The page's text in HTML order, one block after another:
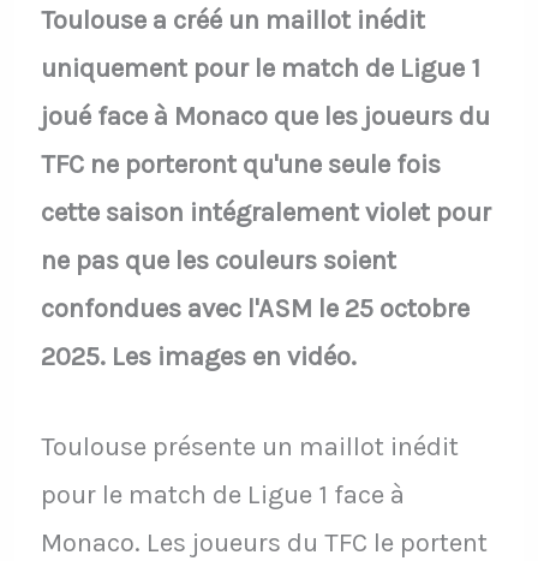
Toulouse a créé un maillot inédit
uniquement pour le match de Ligue 1
joué face à Monaco que les joueurs du
TFC ne porteront qu'une seule fois
cette saison intégralement violet pour
ne pas que les couleurs soient
confondues avec l'ASM le 25 octobre
2025. Les images en vidéo.
Toulouse présente un maillot inédit
pour le match de Ligue 1 face à
Monaco. Les joueurs du TFC le portent